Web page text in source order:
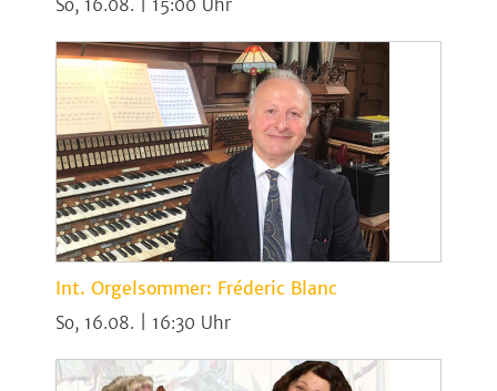
So, 16.08. | 15:00
Int. Orgelsommer: Fréderic Blanc
So, 16.08. | 16:30